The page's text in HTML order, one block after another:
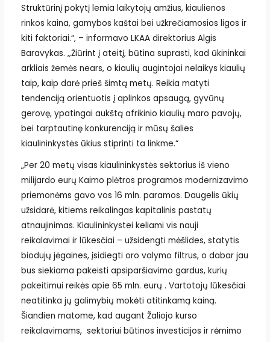
Struktūrinį pokytį lemia laikytojų amžius, kiaulienos
rinkos kaina, gamybos kaštai bei užkrečiamosios ligos ir
kiti faktoriai.“, – informavo LKAA direktorius Algis
Baravykas. ,,Žiūrint į ateitį, būtina suprasti, kad ūkininkai
arkliais žemės nears, o kiaulių augintojai nelaikys kiaulių
taip, kaip darė prieš šimtą metų. Reikia matyti
tendenciją orientuotis į aplinkos apsaugą, gyvūnų
gerovę, ypatingai aukštą afrikinio kiaulių maro pavojų,
bei tarptautinę konkurenciją ir mūsų šalies
kiaulininkystės ūkius stiprinti ta linkme.“
„Per 20 metų visas kiaulininkystės sektorius iš vieno
milijardo eurų Kaimo plėtros programos modernizavimo
priemonėms gavo vos 16 mln. paramos. Daugelis ūkių
užsidarė, kitiems reikalingas kapitalinis pastatų
atnaujinimas. Kiaulininkystei keliami vis nauji
reikalavimai ir lūkesčiai – užsidengti mėšlides, statytis
biodujų jėgaines, įsidiegti oro valymo filtrus, o dabar jau
bus siekiama pakeisti apsiparšiavimo gardus, kurių
pakeitimui reikės apie 65 mln. eurų . Vartotojų lūkesčiai
neatitinka jų galimybių mokėti atitinkamą kainą.
Šiandien matome, kad augant Žaliojo kurso
reikalavimams, sektoriui būtinos investicijos ir rėmimo